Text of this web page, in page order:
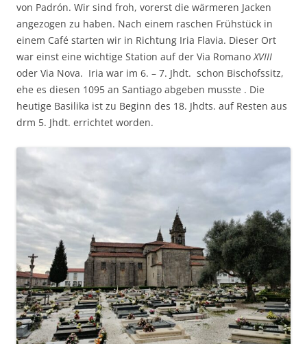
von Padrón. Wir sind froh, vorerst die wärmeren Jacken
angezogen zu haben. Nach einem raschen Frühstück in
einem Café starten wir in Richtung Iria Flavia. Dieser Ort
war einst eine wichtige Station auf der Via RomanoXVIII
oder Via Nova. Iria war im 6. – 7. Jhdt. schon Bischofssitz,
ehe es diesen 1095 an Santiago abgeben musste . Die
heutige Basilika ist zu Beginn des 18. Jhdts. auf Resten aus
drm 5. Jhdt. errichtet worden.